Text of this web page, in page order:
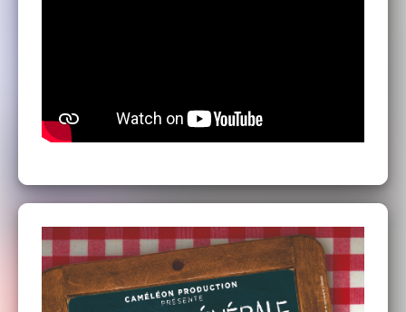
Fondant au chocolat et son caramel
d'orange
Café et Vin Compris
02 54 40 20 09ou06 32 67 78 47​​​
groupesfermedebellevue@gmail.com